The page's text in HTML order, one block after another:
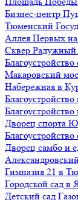
Бизнес-центр
Тюменский
Аллея Первых на
Сквер
Макаровский
Набережная в
Дворец спорта
Дворец самбо и
Гимназия 21 в
Городской сад в
Детский сад